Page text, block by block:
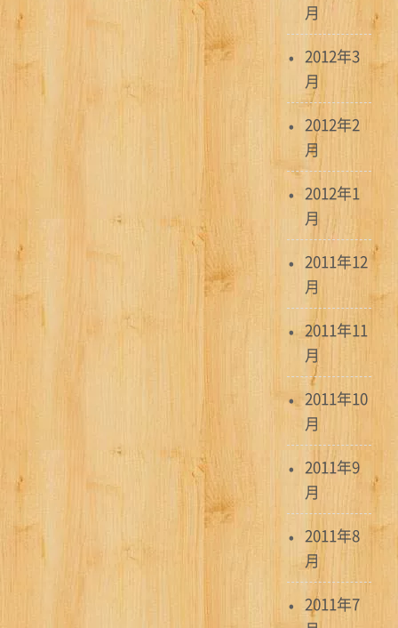
月
2012年3
月
2012年2
月
2012年1
月
2011年12
月
2011年11
月
2011年10
月
2011年9
月
2011年8
月
2011年7